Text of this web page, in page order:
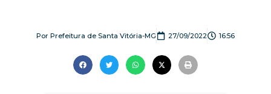
Por Prefeitura de Santa Vitória-MG 27/09/2022 16:56